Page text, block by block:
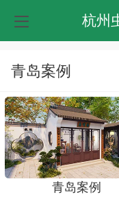
杭州
青岛案例
青岛案例